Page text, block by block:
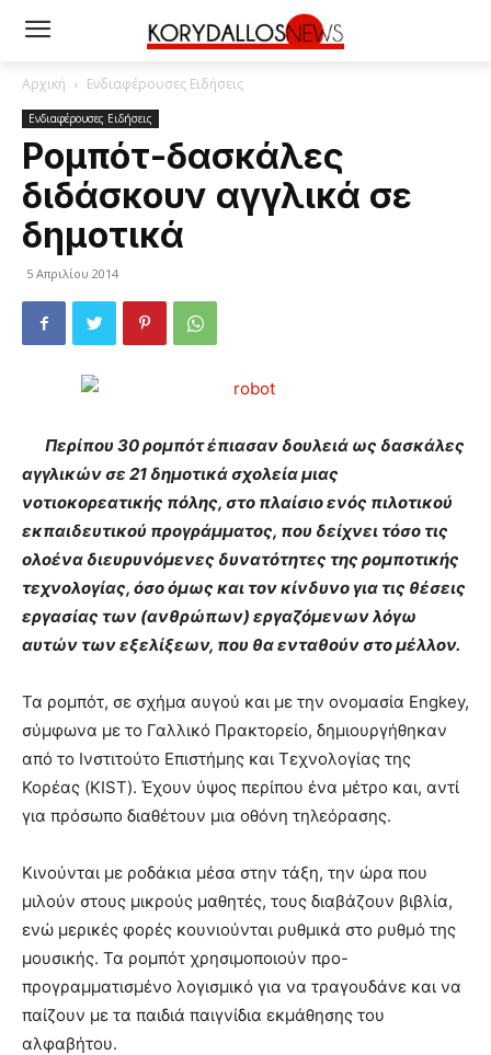
Αρχική Ενδιαφέρουσες Ειδήσεις
Ενδιαφέρουσες Ειδήσεις
Ρομπότ-δασκάλες
διδάσκουν αγγλικά σε
δημοτικά
5 Απριλίου 2014
Περίπου 30 ρομπότ έπιασαν δουλειά ως δασκάλες
αγγλικών σε 21 δημοτικά σχολεία μιας
νοτιοκορεατικής πόλης, στο πλαίσιο ενός πιλοτικού
εκπαιδευτικού προγράμματος, που δείχνει τόσο τις
ολοένα διευρυνόμενες δυνατότητες της ρομποτικής
τεχνολογίας, όσο όμως και τον κίνδυνο για τις θέσεις
εργασίας των (ανθρώπων) εργαζόμενων λόγω
αυτών των εξελίξεων, που θα ενταθούν στο μέλλον.
Τα ρομπότ, σε σχήμα αυγού και με την ονομασία Engkey,
σύμφωνα με το Γαλλικό Πρακτορείο, δημιουργήθηκαν
από το Ινστιτούτο Επιστήμης και Τεχνολογίας της
Κορέας (KIST). Έχουν ύψος περίπου ένα μέτρο και, αντί
για πρόσωπο διαθέτουν μια οθόνη τηλεόρασης.
Κινούνται με ροδάκια μέσα στην τάξη, την ώρα που
μιλούν στους μικρούς μαθητές, τους διαβάζουν βιβλία,
ενώ μερικές φορές κουνιούνται ρυθμικά στο ρυθμό της
μουσικής. Τα ρομπότ χρησιμοποιούν προ-
προγραμματισμένο λογισμικό για να τραγουδάνε και να
παίζουν με τα παιδιά παιγνίδια εκμάθησης του
αλφαβήτου.